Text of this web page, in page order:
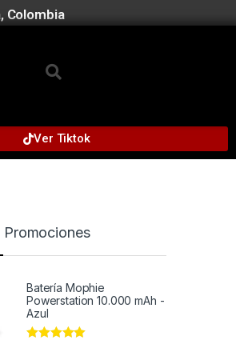
Colombia
Ver Tiktok
Promociones
Batería Mophie
Powerstation 10.000 mAh -
Azul